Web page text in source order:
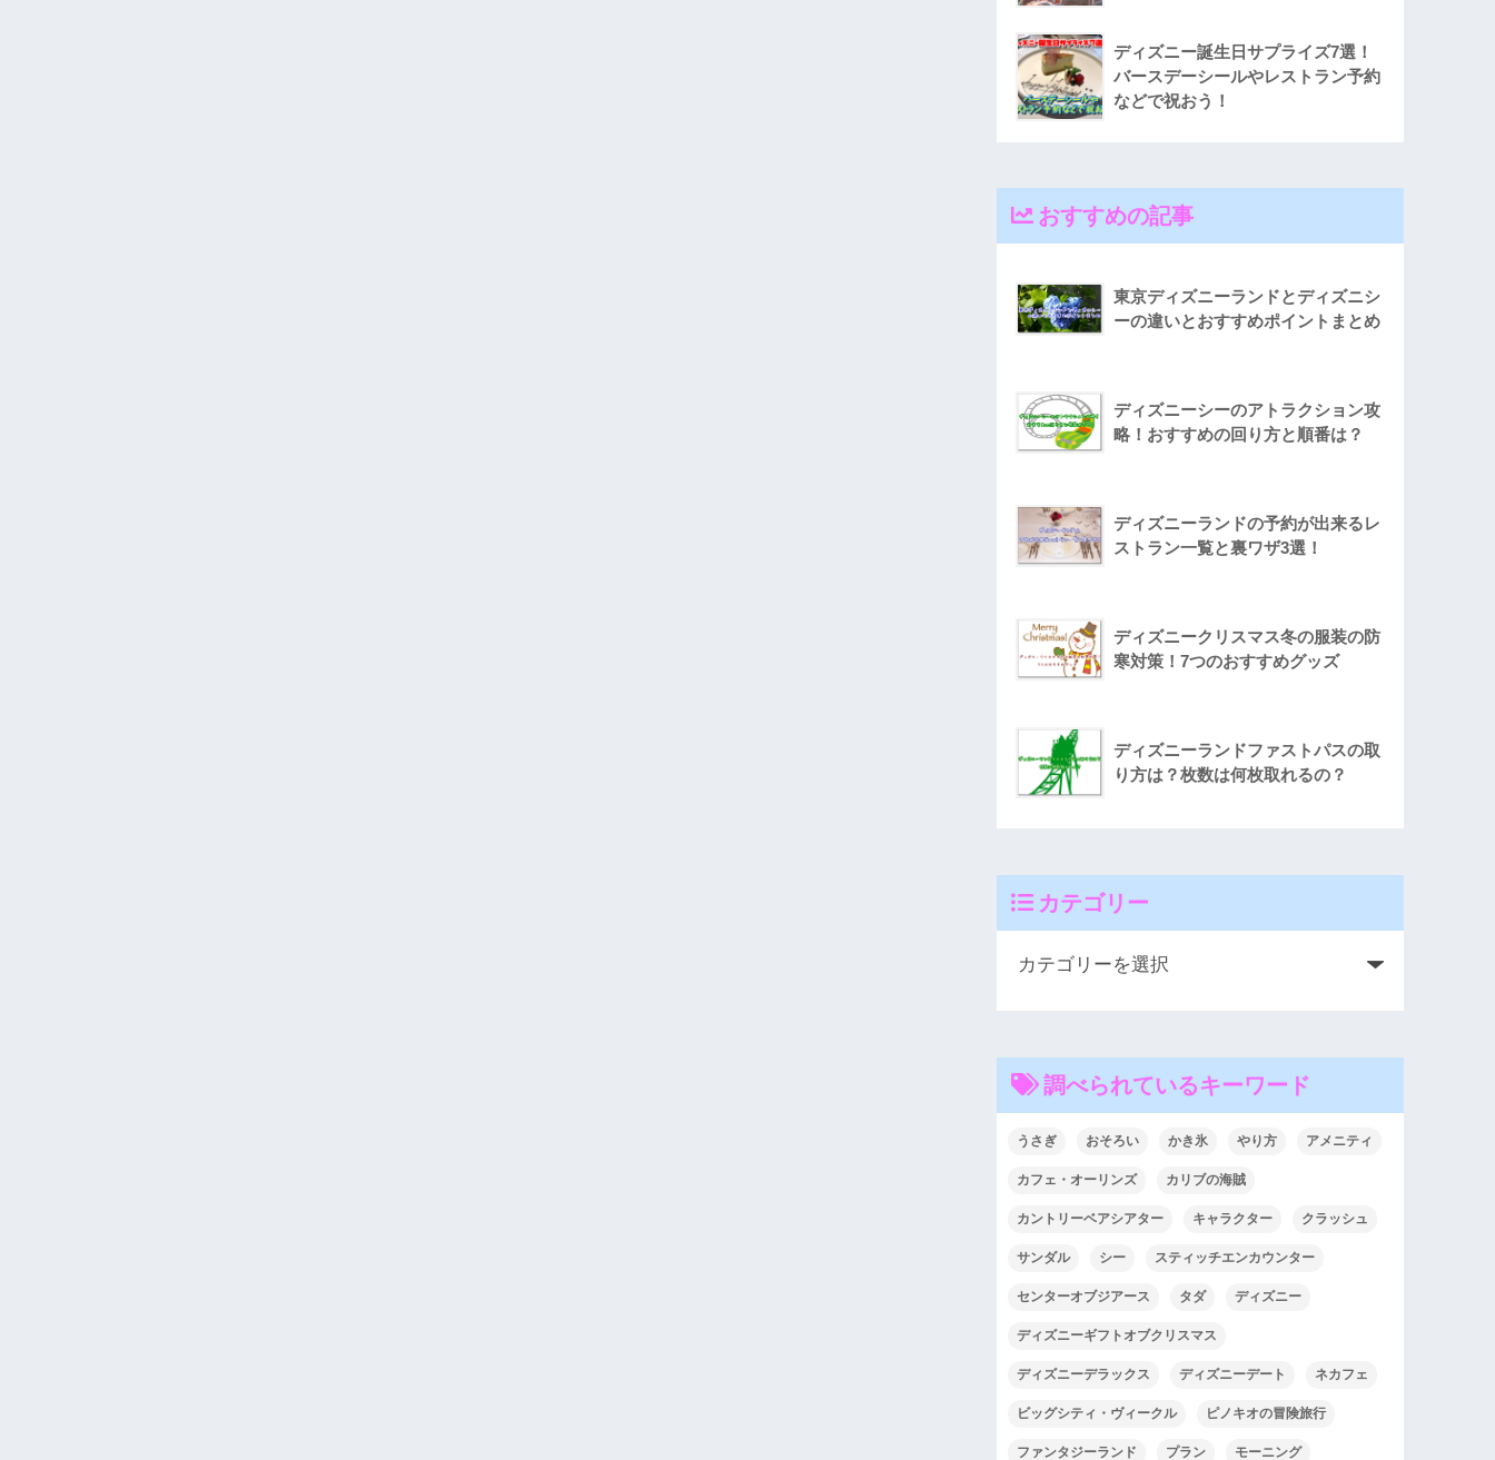
ディズニー誕生日サプライズ7選！
バースデーシールやレストラン予約
などで祝おう！
おすすめの記事
東京ディズニーランドとディズニシ
ーの違いとおすすめポイントまとめ
ディズニーシーのアトラクション攻
略！おすすめの回り方と順番は？
ディズニーランドの予約が出来るレ
ストラン一覧と裏ワザ3選！
ディズニークリスマス冬の服装の防
寒対策！7つのおすすめグッズ
ディズニーランドファストパスの取
り方は？枚数は何枚取れるの？
カテゴリー
調べられているキーワード
うさぎ おそろい かき氷 やり方 アメニティ
カフェ・オーリンズ カリブの海賊
カントリーベアシアター キャラクター クラッシュ
サンダル シー スティッチエンカウンター
センターオブジアース タダ ディズニー
ディズニーギフトオブクリスマス
ディズニーデラックス ディズニーデート ネカフェ
ビッグシティ・ヴィークル ピノキオの冒険旅行
ファンタジーランド プラン モーニング